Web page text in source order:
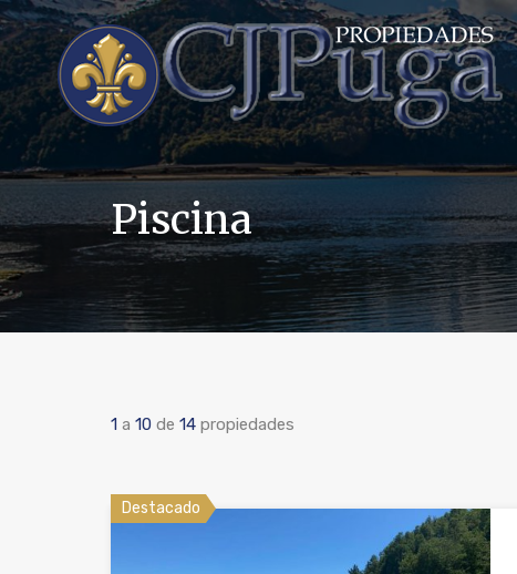
Piscina
1 a 10 de 14 propiedades
Destacado